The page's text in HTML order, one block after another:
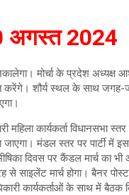
अगस्त 2024
मोर्चा के प्रदेश अध्यक्ष
करेंगे। शौर्य स्थल के साथ
कार्यकर्ता विधानसभा
जाएगा। मंडल स्तर पर पार्टी
दिवस पर कैंडल मार्च का
से साइलेंट मार्च होगा। बैनर
कार्यकर्ताओं के साथ में बैठक